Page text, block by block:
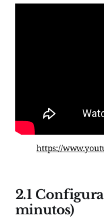
https://
2.1
minutos)